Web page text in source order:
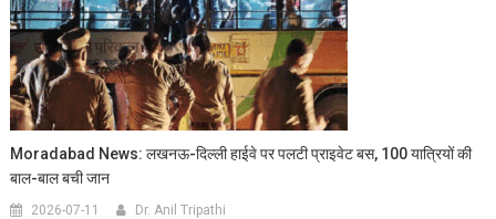
Moradabad News: लखनऊ-दिल्ली हाईवे पर पलटी प्राइवेट बस, 100 यात्रियों की
बाल-बाल बची जान
2026-07-11 Dr. Anil Tripathi